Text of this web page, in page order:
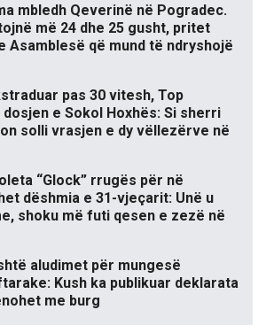
mbledh Qeverinë në Pogradec.
më 24 dhe 25 gusht, pritet
Asamblesë që mund të ndryshojë
pas 30 vitesh, Top
dosjen e Sokol Hoxhës: Si sherri
solli vrasjen e dy vëllezërve në
“Glock” rrugës për në
dëshmia e 31-vjeçarit: Unë u
shoku më futi qesen e zezë në
aludimet për mungesë
Kush ka publikuar deklarata
me burg